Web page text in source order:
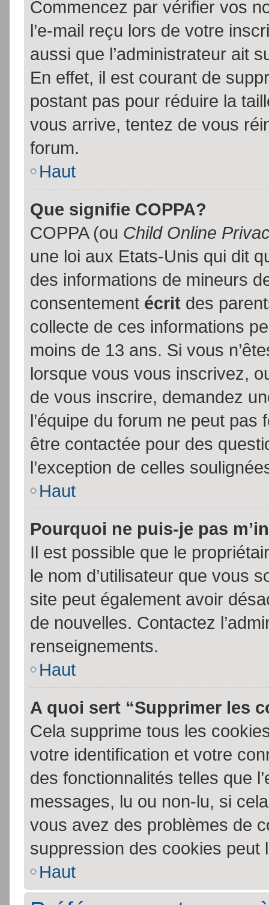
Commencez par vérifier vos
l’e-mail reçu lors de votre
aussi que l’administrateur ait
En effet, il est courant de
postant pas pour réduire la
vous arrive, tentez de vous
forum.
Haut
Que signifie COPPA?
COPPA (ou Child Online
une loi aux Etats-Unis qui dit
des informations de mineurs
consentement écrit des
collecte de ces informations
moins de 13 ans. Si vous
lorsque vous vous inscrivez,
de vous inscrire, demandez
l’équipe du forum ne peut
être contactée pour des
l’exception de celles
Haut
Pourquoi ne puis-je pas
Il est possible que le
le nom d’utilisateur que vous
site peut également avoir
de nouvelles. Contactez
renseignements.
Haut
A quoi sert “Supprimer les
Cela supprime tous les
votre identification et votre
des fonctionnalités telles que
messages, lu ou non-lu, si
vous avez des problèmes de
suppression des cookies peut
Haut